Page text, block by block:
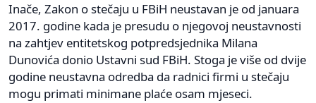
Inače, Zakon o stečaju u FBiH neustavan je od januara
2017. godine kada je presudu o njegovoj neustavnosti
na zahtjev entitetskog potpredsjednika Milana
Dunovića donio Ustavni sud FBiH. Stoga je više od dvije
godine neustavna odredba da radnici firmi u stečaju
mogu primati minimane plaće osam mjeseci.